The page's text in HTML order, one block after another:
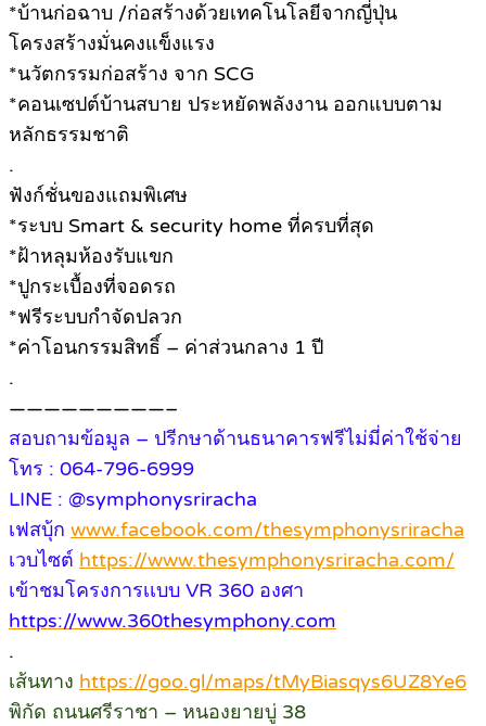
*บ้านก่อฉาบ /ก่อสร้างด้วยเทคโนโลยีจากญี่ปุ่น
โครงสร้างมั่นคงแข็งแรง
*นวัตกรรมก่อสร้าง จาก SCG
*คอนเซปต์บ้านสบาย ประหยัดพลังงาน ออกแบบตาม
หลักธรรมชาติ
.
ฟังก์ชั่นของแถมพิเศษ
*ระบบ Smart & security home ที่ครบที่สุด
*ฝ้าหลุมห้องรับแขก
*ปูกระเบื้องที่จอดรถ
*ฟรีระบบกำจัดปลวก
*ค่าโอนกรรมสิทธิ์ – ค่าส่วนกลาง 1 ปี
.
—————————–
สอบถามข้อมูล – ปรีกษาด้านธนาคารฟรีไม่มี่ค่าใช้จ่าย
โทร : 064-796-6999
LINE : @symphonysriracha
เฟสบุ้ก www.facebook.com/thesymphonysriracha
เวบไซต์ https://www.thesymphonysriracha.com/
เข้าชมโครงการเเบบ VR 360 องศา
https://www.360thesymphony.com
.
เส้นทาง https://goo.gl/maps/tMyBiasqys6UZ8Ye6
พิกัด ถนนศรีราชา – หนองยายบู่ 38